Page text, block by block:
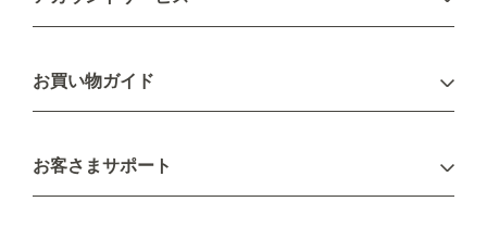
新規会員登録
お買い物ガイド
配送について
不良品・返品について
お客さまサポート